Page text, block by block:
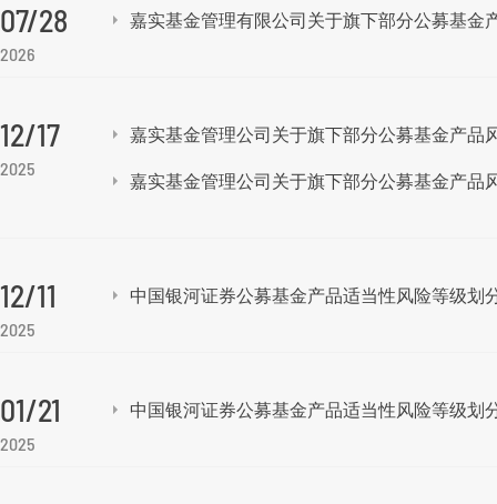
07/28
2026
嘉实基金管理有限公司关于旗下部分公募基金
12/17
2025
嘉实基金管理公司关于旗下部分公募基金产品
嘉实基金管理公司关于旗下部分公募基金产品
12/11
2025
中国银河证券公募基金产品适当性风险等级划
01/21
2025
中国银河证券公募基金产品适当性风险等级划